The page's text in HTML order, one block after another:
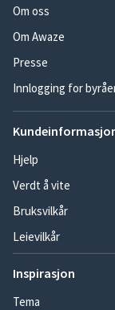
Om oss
Om Awaze
Presse
Innlogging for
Hjelp
Verdt å vite
Bruksvilkår
Leievilkår
Inspirasjon
Tema